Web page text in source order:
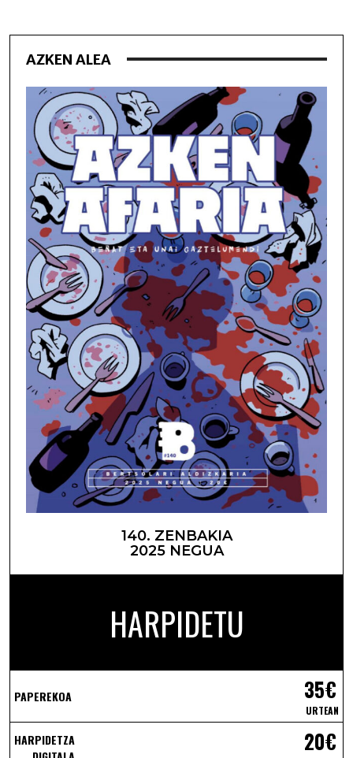
AZKEN ALEA
140. ZENBAKIA
2025 NEGUA
HARPIDETU
PAPEREKOA 35€
URTEAN
HARPIDETZA
20€